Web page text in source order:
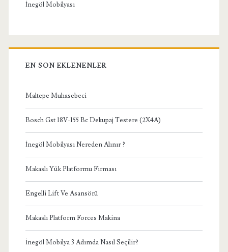
İnegöl Mobilyası
EN SON EKLENENLER
Maltepe Muhasebeci
Bosch Gst 18V-155 Bc Dekupaj Testere (2X4A)
İnegöl Mobilyası Nereden Alınır ?
Makaslı Yük Platformu Firması
Engelli Lift Ve Asansörü
Makaslı Platform Forces Makina
İnegöl Mobilya 3 Adımda Nasıl Seçilir?